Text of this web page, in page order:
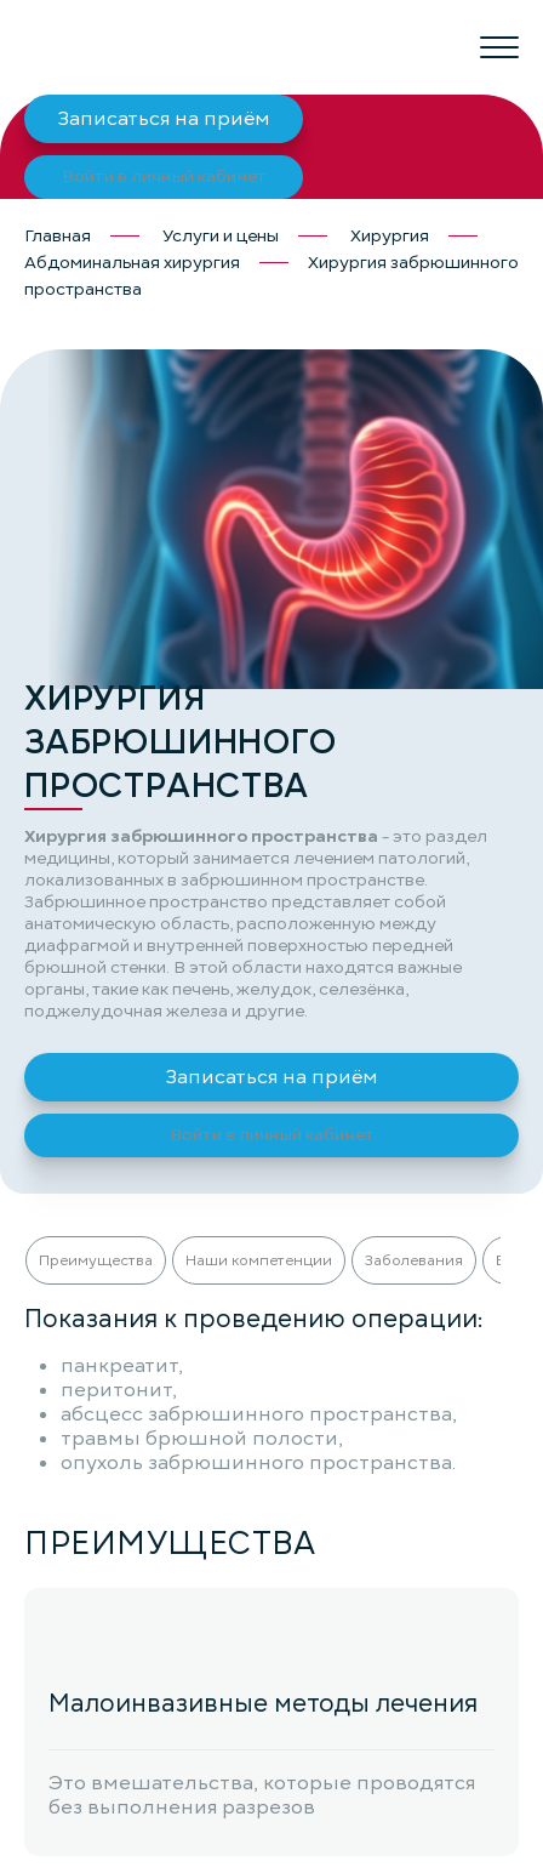
Записаться на приём
Войти в личный кабинет
Главная Услуги и цены
Хирургия
Абдоминальная хирургия
Хирургия забрюшинного
пространства
ХИРУРГИЯ
ЗАБРЮШИННОГО
ПРОСТРАНСТВА
Хирургия забрюшинного пространства - это раздел
медицины, который занимается лечением патологий,
локализованных в забрюшинном пространстве.
Забрюшинное пространство представляет собой
анатомическую область, расположенную между
диафрагмой и внутренней поверхностью передней
брюшной стенки. В этой области находятся важные
органы, такие как печень, желудок, селезёнка,
поджелудочная железа и другие.
Записаться на приём
Войти в личный кабинет
Преимущества Наши компетенции Заболевания Виды
Показания к проведению операции:
панкреатит,
перитонит,
абсцесс забрюшинного пространства,
травмы брюшной полости,
опухоль забрюшинного пространства.
ПРЕИМУЩЕСТВА
Малоинвазивные методы лечения
Это вмешательства, которые проводятся
без выполнения разрезов